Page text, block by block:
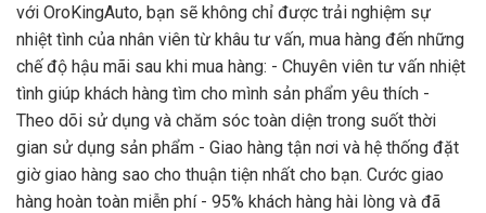
với OroKingAuto, bạn sẽ không chỉ được trải nghiệm sự
nhiệt tình của nhân viên từ khâu tư vấn, mua hàng đến những
chế độ hậu mãi sau khi mua hàng: - Chuyên viên tư vấn nhiệt
tình giúp khách hàng tìm cho mình sản phẩm yêu thích -
Theo dõi sử dụng và chăm sóc toàn diện trong suốt thời
gian sử dụng sản phẩm - Giao hàng tận nơi và hệ thống đặt
giờ giao hàng sao cho thuận tiện nhất cho bạn. Cước giao
hàng hoàn toàn miễn phí - 95% khách hàng hài lòng và đã